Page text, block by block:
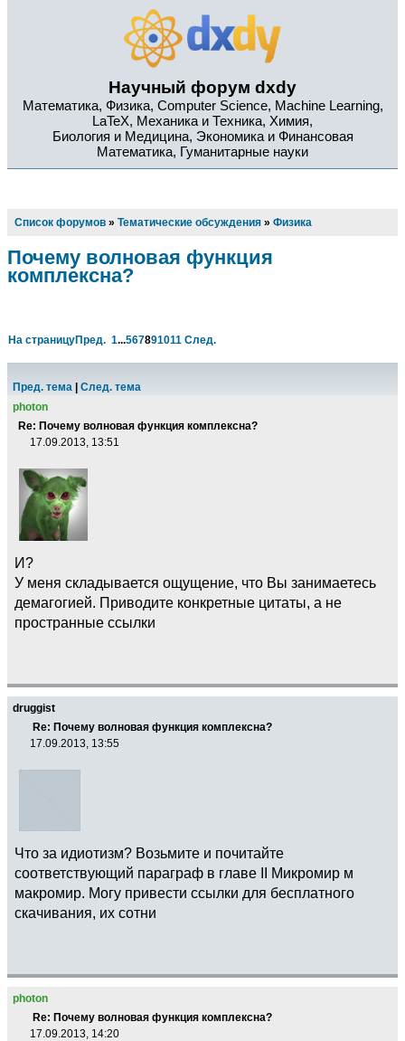
Научный форум dxdy
Математика, Физика, Computer Science, Machine Learning,
LaTeX, Механика и Техника, Химия,
Биология и Медицина, Экономика и Финансовая
Математика, Гуманитарные науки
Список форумов » Тематические обсуждения » Физика
Почему волновая функция
комплексна?
На страницуПред. 1...567891011 След.
Пред. тема
След. тема
photon
Re: Почему волновая функция комплексна?
17.09.2013, 13:51
И?
У меня складывается ощущение, что Вы занимаетесь
демагогией. Приводите конкретные цитаты, а не
пространные ссылки
druggist
Re: Почему волновая функция комплексна?
17.09.2013, 13:55
Что за идиотизм? Возьмите и почитайте
соответствующий параграф в главе II Микромир м
макромир. Могу привести ссылки для бесплатного
скачивания, их сотни
photon
Re: Почему волновая функция комплексна?
17.09.2013, 14:20